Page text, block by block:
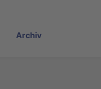
Archiv